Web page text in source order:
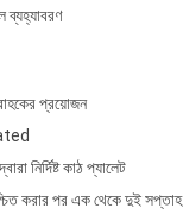
ব্যহ্যাবরণ
প্রয়োজন
নির্দিষ্ট কাঠ প্যালেট
করার পর এক থেকে দুই সপ্তাহ